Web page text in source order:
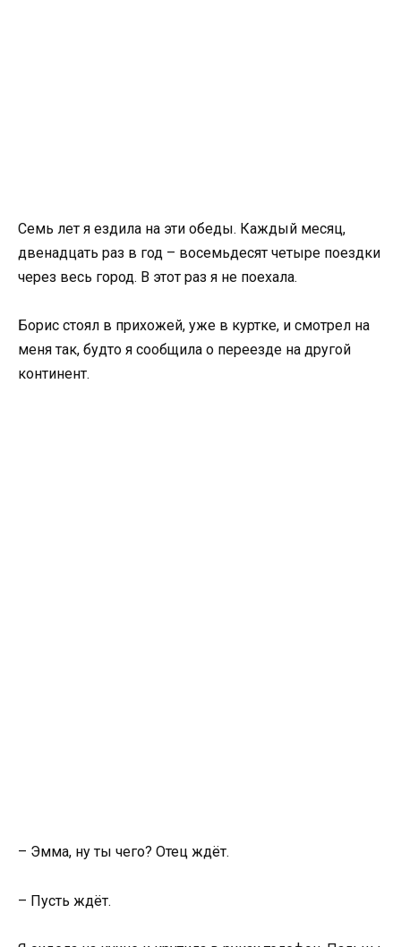
Семь лет я ездила на эти обеды. Каждый месяц,
двенадцать раз в год – восемьдесят четыре поездки
через весь город. В этот раз я не поехала.
Борис стоял в прихожей, уже в куртке, и смотрел на
меня так, будто я сообщила о переезде на другой
континент.
– Эмма, ну ты чего? Отец ждёт.
– Пусть ждёт.